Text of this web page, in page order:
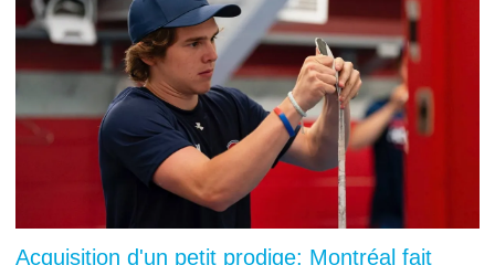
Acquisition d'un petit prodige: Montréal fait